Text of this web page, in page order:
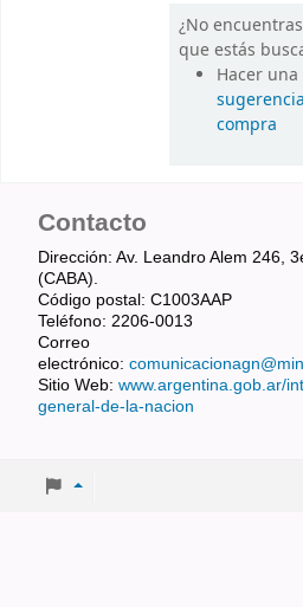
¿No
que estás
Hacer una
compra
Contacto
Dirección: Av. Leandro Alem 246,
(CABA).
Código postal: C1003AAP
Teléfono: 2206-0013
Correo
electrónico:
Sitio Web: www.argentina.gob.ar/
general-de-la-nacion